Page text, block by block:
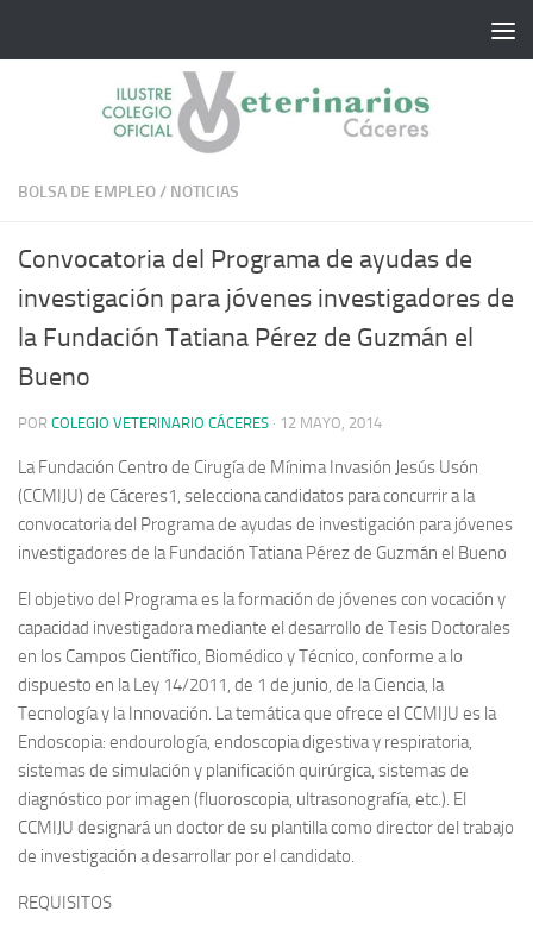
BOLSA DE EMPLEO/ NOTICIAS
Convocatoria del Programa de ayudas de
investigación para jóvenes investigadores de
la Fundación Tatiana Pérez de Guzmán el
Bueno
POR COLEGIO VETERINARIO CÁCERES · 12 MAYO, 2014
La Fundación Centro de Cirugía de Mínima Invasión Jesús Usón
(CCMIJU) de Cáceres1, selecciona candidatos para concurrir a la
convocatoria del Programa de ayudas de investigación para jóvenes
investigadores de la Fundación Tatiana Pérez de Guzmán el Bueno
El objetivo del Programa es la formación de jóvenes con vocación y
capacidad investigadora mediante el desarrollo de Tesis Doctorales
en los Campos Científico, Biomédico y Técnico, conforme a lo
dispuesto en la Ley 14/2011, de 1 de junio, de la Ciencia, la
Tecnología y la Innovación. La temática que ofrece el CCMIJU es la
Endoscopia: endourología, endoscopia digestiva y respiratoria,
sistemas de simulación y planificación quirúrgica, sistemas de
diagnóstico por imagen (fluoroscopia, ultrasonografía, etc.). El
CCMIJU designará un doctor de su plantilla como director del trabajo
de investigación a desarrollar por el candidato.
REQUISITOS